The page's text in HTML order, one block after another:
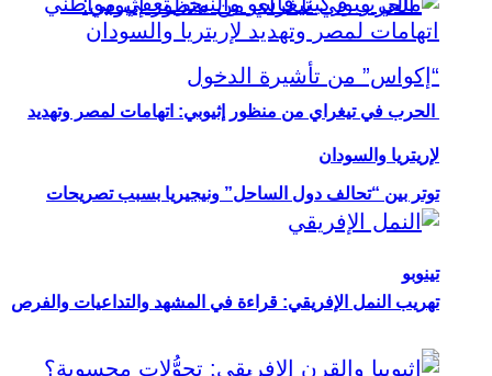
توتر بين “تحالف دول الساحل” ونيجيريا بسبب تصريحات
تينوبو
الحرب في تيغراي من منظور إثيوبي: اتهامات لمصر وتهديد
لإريتريا والسودان
تهريب النمل الإفريقي: قراءة في المشهد والتداعيات والفرص